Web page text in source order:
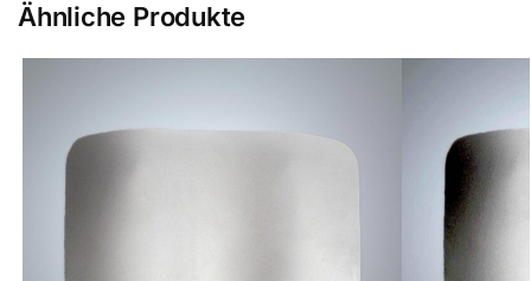
Ähnliche Produkte